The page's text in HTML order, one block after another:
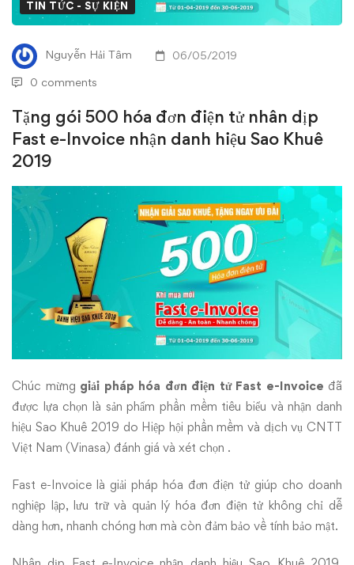
đơn
điện
tử
nhân
dịp
Fast
e-
Invoice
nhận
danh
hiệu
Sao
Khuê
2019
TIN TỨC - SỰ KIỆN
Nguyễn Hải Tâm 06/05/2019
0 comments
Tặng gói 500 hóa đơn điện tử nhân dịp
Fast e-Invoice nhận danh hiệu Sao Khuê
2019
Chúc mừng giải pháp hóa đơn điện tử Fast e-Invoice đã
được lựa chọn là sản phẩm phần mềm tiêu biểu và nhận danh
hiệu Sao Khuê 2019 do Hiệp hội phần mềm và dịch vụ CNTT
Việt Nam (Vinasa) đánh giá và xét chọn .
Fast e-Invoice là giải pháp hóa đơn điện tử giúp cho doanh
nghiệp lập, lưu trữ và quản lý hóa đơn điện tử không chỉ dễ
dàng hơn, nhanh chóng hơn mà còn đảm bảo về tính bảo mật.